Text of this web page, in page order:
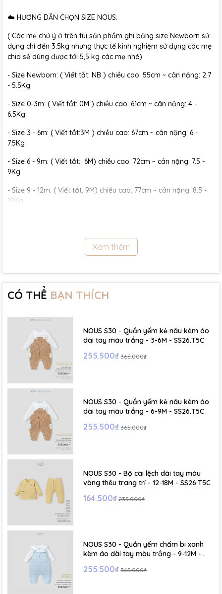
☁️ HƯỚNG DẪN CHỌN SIZE NOUS:
( Các mẹ chú ý ở trên túi sản phẩm ghi bảng size Newborn sử
dụng chỉ đến 3.5kg nhưng thực tế kinh nghiệm sử dụng các mẹ
chia sẻ dùng được tới 5,5 kg các mẹ nhé)
- Size Newborn: ( Viết tắt: NB ) chiều cao: 55cm ~ cân nặng: 2.7
- 5.5Kg
- Size 0-3m: ( Viết tắt: 0M ) chiều cao: 61cm ~ cân nặng: 4 -
6.5Kg
- Size 3 - 6m: ( Viết tắt:3M ) chiều cao: 67cm ~ cân nặng: 6 -
7.5Kg
- Size 6 - 9m: ( Viết tắt: 6M) chiều cao: 72cm ~ cân nặng: 7.5 -
9Kg
- Size 9 - 12m: ( Viết tắt: 9M) chiều cao: 77cm ~ cân nặng: 8.5 -
10Kg
- Size 18 - 24m:( Viết tắt: 18M) chiều cao: 86cm ~ cân nặng: 11.5 -
15Kg
17Kg
- Size 4 - 5Y: ( Viết tắt: 4Y) chiều cao: 107 - 114cm ~ cân nặng: 17
- Size 5 - 6Y: ( Viết tắt: 5Y) chiều cao: 114 - 122cm ~ cân nặng: 19
☁️ Bảng Size Mũ, Giày và Phụ kiện :
- NB : Dưới 6 kg
- Size S: 0-6 tháng
- Size M : 6-12 tháng
- Size L : 12-24 tháng
- Size XL :2- 6 tuổi
Xem thêm
CÓ THỂ BẠN THÍCH
NOUS S30 - Quần yếm kẻ nâu kèm áo
dài tay màu trắng - 3-6M - SS26.T5C
255.500₫ 365.000₫
NOUS S30 - Quần yếm kẻ nâu kèm áo
dài tay màu trắng - 6-9M - SS26.T5C
255.500₫ 365.000₫
NOUS S30 - Bộ cài lệch dài tay màu
vàng thêu trang trí - 12-18M - SS26.T5C
164.500₫ 235.000₫
NOUS S30 - Quần yếm chấm bi xanh
kèm áo dài tay màu trắng - 9-12M -
255.500₫ 365.000₫